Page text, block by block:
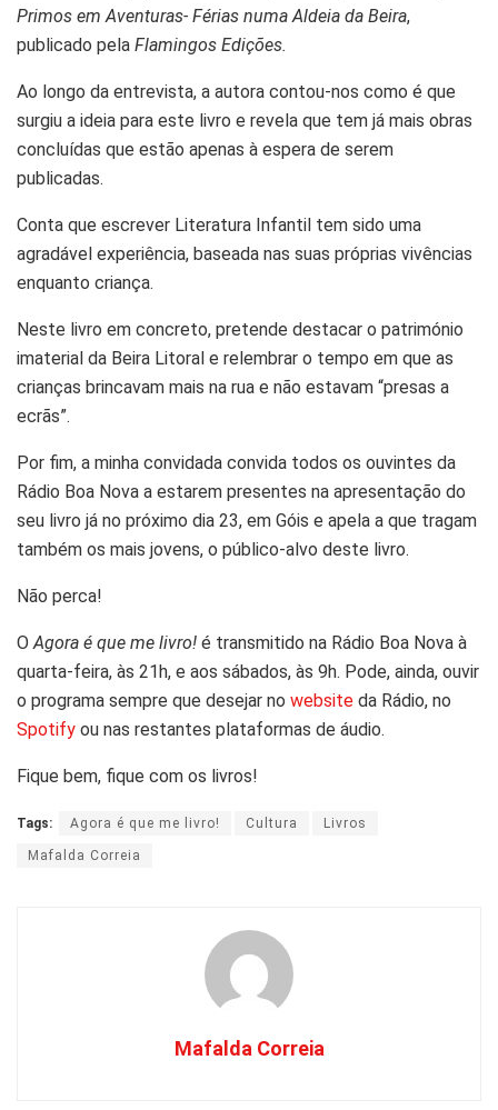
Primos em Aventuras- Férias numa Aldeia da Beira,
publicado pela Flamingos Edições.
Ao longo da entrevista, a autora contou-nos como é que
surgiu a ideia para este livro e revela que tem já mais obras
concluídas que estão apenas à espera de serem
publicadas.
Conta que escrever Literatura Infantil tem sido uma
agradável experiência, baseada nas suas próprias vivências
enquanto criança.
Neste livro em concreto, pretende destacar o património
imaterial da Beira Litoral e relembrar o tempo em que as
crianças brincavam mais na rua e não estavam “presas a
ecrãs”.
Por fim, a minha convidada convida todos os ouvintes da
Rádio Boa Nova a estarem presentes na apresentação do
seu livro já no próximo dia 23, em Góis e apela a que tragam
também os mais jovens, o público-alvo deste livro.
Não perca!
OAgora é que me livro! é transmitido na Rádio Boa Nova à
quarta-feira, às 21h, e aos sábados, às 9h. Pode, ainda, ouvir
o programa sempre que desejar no website da Rádio, no
Spotify ou nas restantes plataformas de áudio.
Fique bem, fique com os livros!
Tags: Agora é que me livro! Cultura Livros
Mafalda Correia
Mafalda Correia